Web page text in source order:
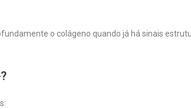
o colágeno quando já há sinais